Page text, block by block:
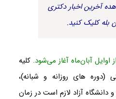
آخرین اخبار دکتری
بله کلیک کنید.
از اوایل آبان‌ماه آغاز می‌شود. کلیه
(دوره های روزانه و شبانه)،
و دانشگاه آزاد لازم است در زمان